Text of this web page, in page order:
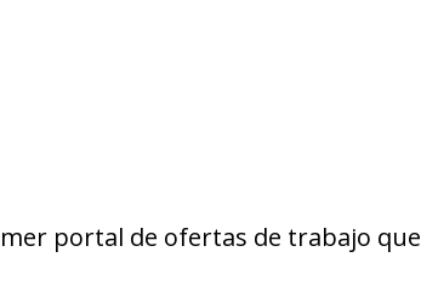
portal de ofertas de trabajo que